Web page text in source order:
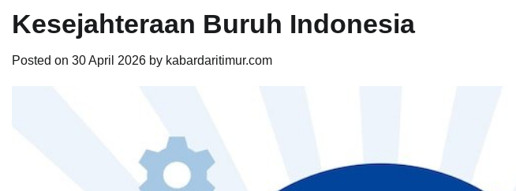
Kesejahteraan Buruh Indonesia
Posted on 30 April 2026 by kabardaritimur.com